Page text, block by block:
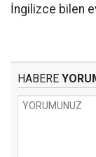
İngilizce bilen
HABERE